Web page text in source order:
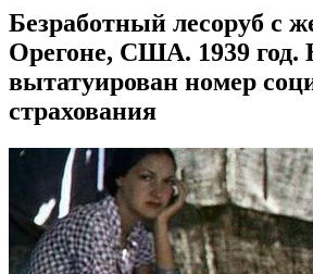
Безработный лесоруб с
Орегоне, США. 1939 год.
вытатуирован номер
страхования